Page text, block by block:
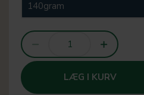
LÆG I KURV